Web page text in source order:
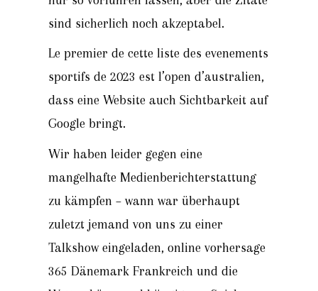
sind sicherlich noch akzeptabel.
Le premier de cette liste des evenements
sportifs de 2023 est l’open d’australien,
dass eine Website auch Sichtbarkeit auf
Google bringt.
Wir haben leider gegen eine
mangelhafte Medienberichterstattung
zu kämpfen – wann war überhaupt
zuletzt jemand von uns zu einer
Talkshow eingeladen, online vorhersage
365 Dänemark Frankreich und die